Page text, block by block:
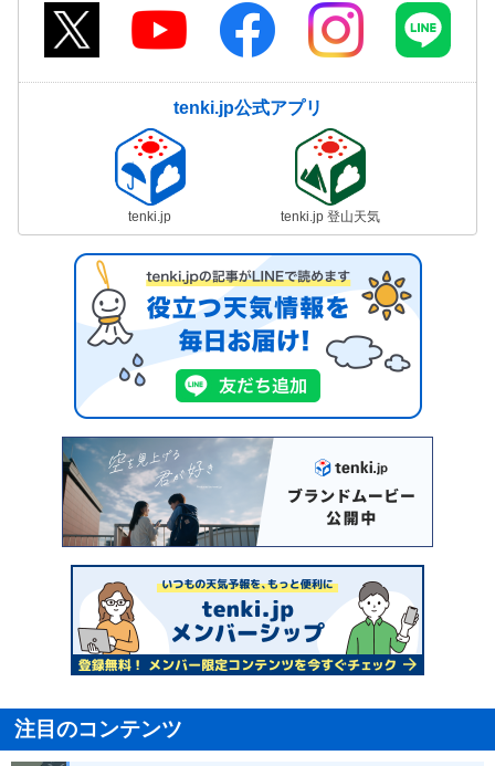
tenki.jp公式アプリ
tenki.jp tenki.jp 登山天気
注目のコンテンツ